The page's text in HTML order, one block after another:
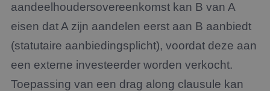
aandeelhoudersovereenkomst kan B van A
eisen dat A zijn aandelen eerst aan B aanbiedt
(statutaire aanbiedingsplicht), voordat deze aan
een externe investeerder worden verkocht.
Toepassing van een drag along clausule kan